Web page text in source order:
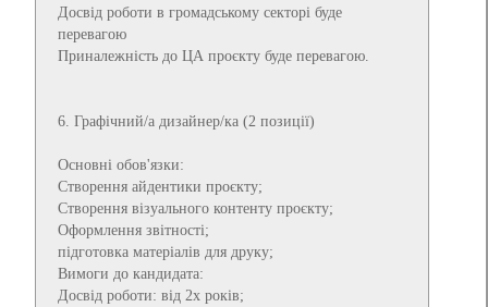
Досвід роботи в громадському секторі буде
перевагою
Приналежність до ЦА проєкту буде перевагою.
6. Графічний/а дизайнер/ка (2 позиції)
Основні обов'язки:
Створення айдентики проєкту;
Створення візуального контенту проєкту;
Оформлення звітності;
підготовка матеріалів для друку;
Вимоги до кандидата:
Досвід роботи: від 2х років;